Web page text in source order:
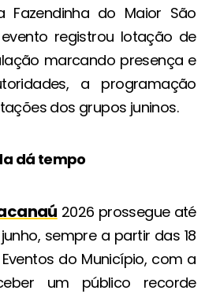
Fazendinha do Maior São
registrou lotação de
marcando presença e
a programação
dos grupos juninos.
dá tempo
2026 prossegue até
sempre a partir das 18
do Município, com a
um público recorde